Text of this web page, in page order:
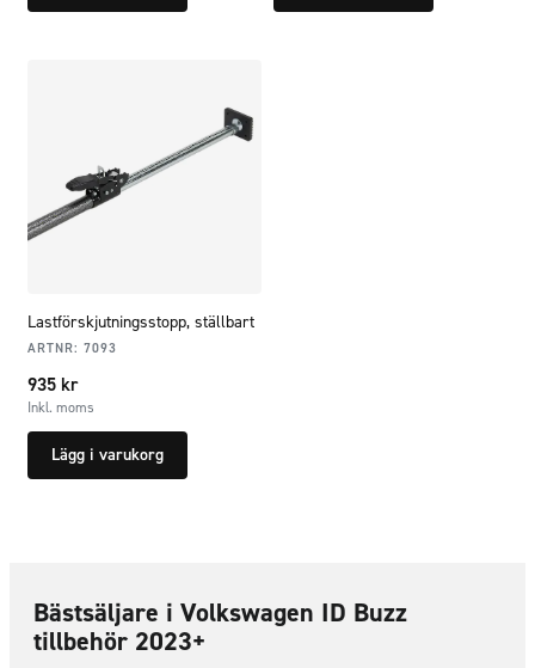
Lastförskjutningsstopp, ställbart
ARTNR: 7093
935 kr
Inkl. moms
Lägg i varukorg
Bästsäljare i Volkswagen ID Buzz
tillbehör 2023+